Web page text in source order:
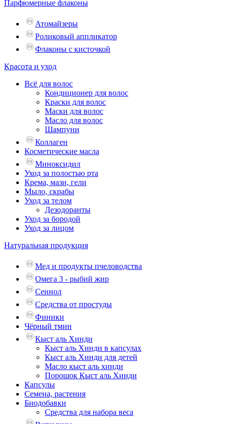
Парфюмерные флаконы
Атомайзеры
Роликовый аппликатор
Флаконы с кисточкой
Красота и уход
Всё для волос
Кондиционер для волос
Краски для волос
Маски для волос
Масло для волос
Шампуни
Коллаген
Косметические масла
Миноксидил
Уход за полостью рта
Крема, мази, гели
Мыло, скрабы
Уход за телом
Дезодоранты
Уход за бородой
Уход за лицом
Натуральная продукция
Мед и продукты пчеловодства
Омега 3 - рыбий жир
Сеннол
Средства от простуды
Финики
Чёрный тмин
Кыст аль Хинди
Кыст аль Хинди в капсулах
Кыст аль Хинди для детей
Масло кыст аль хинди
Порошок Кыст аль Хинди
Капсулы
Семена, растения
Биодобавки
Средства для набора веса